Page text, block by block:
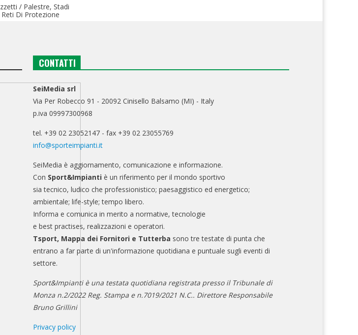
/ Palestre, Stadi
Di Protezione
CONTATTI
SeiMedia srl
Via Per Robecco 91 - 20092 Cinisello Balsamo (MI) - Italy
p.iva 09997300968
tel. +39 02 23052147 - fax +39 02 23055769
info@sporteimpianti.it
SeiMedia è aggiornamento, comunicazione e informazione.
Con Sport&Impianti è un riferimento per il mondo sportivo
sia tecnico, ludico che professionistico; paesaggistico ed energetico;
ambientale; life-style; tempo libero.
Informa e comunica in merito a normative, tecnologie
e best practises, realizzazioni e operatori.
Tsport, Mappa dei Fornitori e Tutterba sono tre testate di punta che
entrano a far parte di un'informazione quotidiana e puntuale sugli eventi di
settore.
Sport&Impianti è una testata quotidiana registrata presso il Tribunale di
Monza n.2/2022 Reg. Stampa e n.7019/2021 N.C.. Direttore Responsabile
Bruno Grillini
Privacy policy